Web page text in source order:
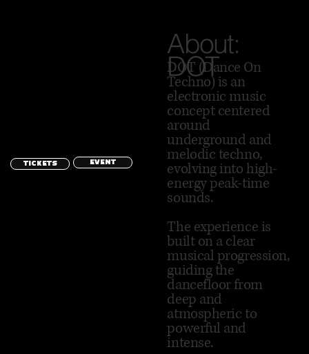
TICKETS EVENT
DOT (Dance On
Techno) is an
electronic music
concept centered
around
underground and
melodic techno,
evolving into high-
energy peak-time
sounds.
The experience is
built on a clear
musical progression,
guiding the
dancefloor from
deep and
atmospheric to
powerful and
intense.
About:
DOT